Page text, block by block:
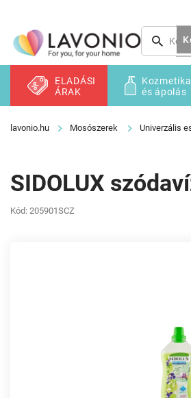
tartalomhoz
ELADÁSI
ÁRAK
Kozmetika
és ápolás
Mosószerek Univerzális
SIDOLUX
Kód: 205901SCZ